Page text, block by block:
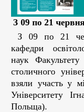
З 09 по 21
З 09 по 21
кафедри
наук Факультету
столичного
взяли участь у
Університету
Польща).